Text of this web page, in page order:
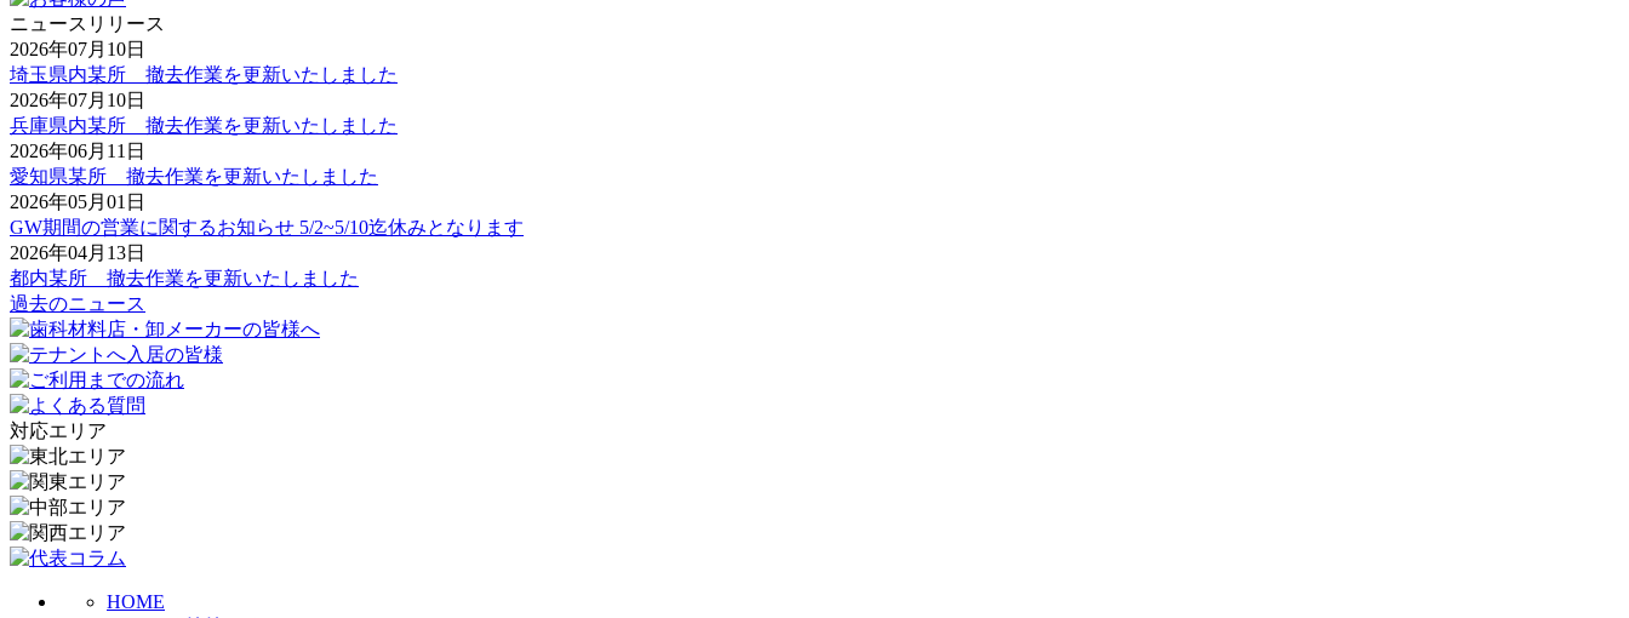
ニュースリリース
2026年07月10日
埼玉県内某所 撤去作業を更新いたしました
2026年07月10日
兵庫県内某所 撤去作業を更新いたしました
2026年06月11日
愛知県某所 撤去作業を更新いたしました
2026年05月01日
GW期間の営業に関するお知らせ 5/2~5/10迄休みとなります
2026年04月13日
都内某所 撤去作業を更新いたしました
過去のニュース
対応エリア
HOME